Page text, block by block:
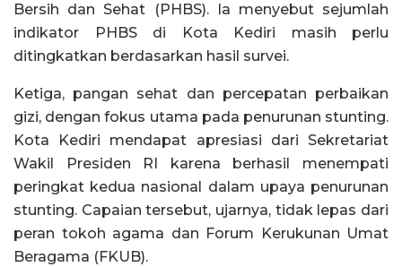
Bersih dan Sehat (PHBS). Ia menyebut sejumlah
indikator PHBS di Kota Kediri masih perlu
ditingkatkan berdasarkan hasil survei.
Ketiga, pangan sehat dan percepatan perbaikan
gizi, dengan fokus utama pada penurunan stunting.
Kota Kediri mendapat apresiasi dari Sekretariat
Wakil Presiden RI karena berhasil menempati
peringkat kedua nasional dalam upaya penurunan
stunting. Capaian tersebut, ujarnya, tidak lepas dari
peran tokoh agama dan Forum Kerukunan Umat
Beragama (FKUB).